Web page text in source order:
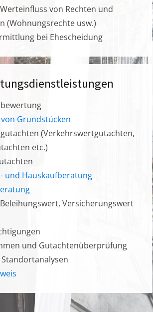
von Rechten und
(Wohnungsrechte usw.)
bei Ehescheidung
Grundstücken
(Verkehrswertgutachten,
etc.)
und Hauskaufberatung
Versicherungswert
und Gutachtenüberprüfung